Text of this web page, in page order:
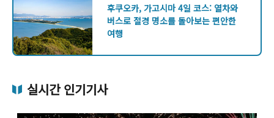
후쿠오카, 가고시마 4일 코스: 열차와
버스로 절경 명소를 돌아보는 편안한
여행
실시간 인기기사